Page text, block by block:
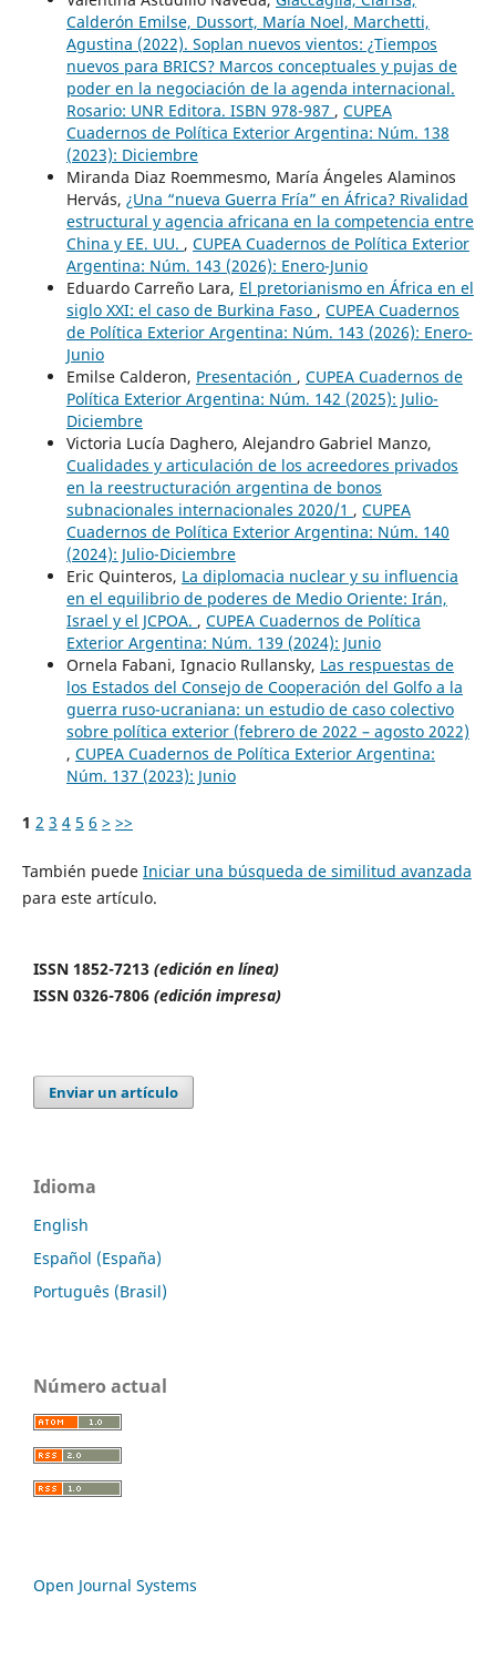
Calderón Emilse, Dussort, María Noel, Marchetti,
Agustina (2022). Soplan nuevos vientos: ¿Tiempos
nuevos para BRICS? Marcos conceptuales y pujas de
poder en la negociación de la agenda internacional.
Rosario: UNR Editora. ISBN 978-987 , CUPEA
Cuadernos de Política Exterior Argentina: Núm. 138
(2023): Diciembre
Miranda Diaz Roemmesmo, María Ángeles Alaminos
Hervás, ¿Una “nueva Guerra Fría” en África? Rivalidad
estructural y agencia africana en la competencia entre
China y EE. UU. , CUPEA Cuadernos de Política Exterior
Argentina: Núm. 143 (2026): Enero-Junio
Eduardo Carreño Lara, El pretorianismo en África en el
siglo XXI: el caso de Burkina Faso , CUPEA Cuadernos
de Política Exterior Argentina: Núm. 143 (2026): Enero-
Junio
Emilse Calderon, Presentación , CUPEA Cuadernos de
Política Exterior Argentina: Núm. 142 (2025): Julio-
Diciembre
Victoria Lucía Daghero, Alejandro Gabriel Manzo,
Cualidades y articulación de los acreedores privados
en la reestructuración argentina de bonos
subnacionales internacionales 2020/1 , CUPEA
Cuadernos de Política Exterior Argentina: Núm. 140
(2024): Julio-Diciembre
Eric Quinteros, La diplomacia nuclear y su influencia
en el equilibrio de poderes de Medio Oriente: Irán,
Israel y el JCPOA. , CUPEA Cuadernos de Política
Exterior Argentina: Núm. 139 (2024): Junio
Ornela Fabani, Ignacio Rullansky, Las respuestas de
los Estados del Consejo de Cooperación del Golfo a la
guerra ruso-ucraniana: un estudio de caso colectivo
sobre política exterior (febrero de 2022 – agosto 2022)
, CUPEA Cuadernos de Política Exterior Argentina:
Núm. 137 (2023): Junio
1 2 3 4 5 6 > >>
También puede Iniciar una búsqueda de similitud avanzada
para este artículo.
ISSN 1852-7213 (edición en línea)
ISSN 0326-7806 (edición impresa)
Enviar un artículo
Idioma
English
Español (España)
Português (Brasil)
Número actual
Open Journal Systems